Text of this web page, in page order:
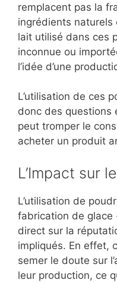
remplacent pas la
ingrédients naturels
lait utilisé dans ces
inconnue ou
l’idée d’une
L’utilisation de ces
donc des questions
peut tromper le
acheter un produit
L’Impact sur
L’utilisation de
fabrication de glace
direct sur la
impliqués. En effet,
semer le doute sur
leur production, ce